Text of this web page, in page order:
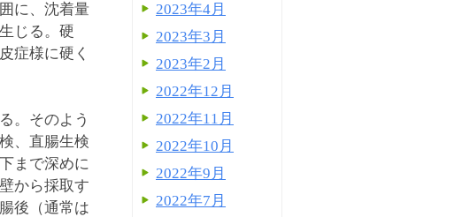
に、沈着量
じる。硬
症様に硬く
。そのよう
、直腸生検
まで深めに
から採取す
後（通常は
2023年4月
2023年3月
2023年2月
2022年12月
2022年11月
2022年10月
2022年9月
2022年7月